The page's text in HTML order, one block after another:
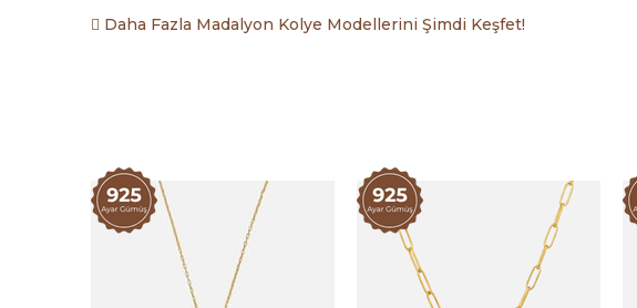
Daha Fazla Madalyon Kolye Modellerini Şimdi Keşfet!